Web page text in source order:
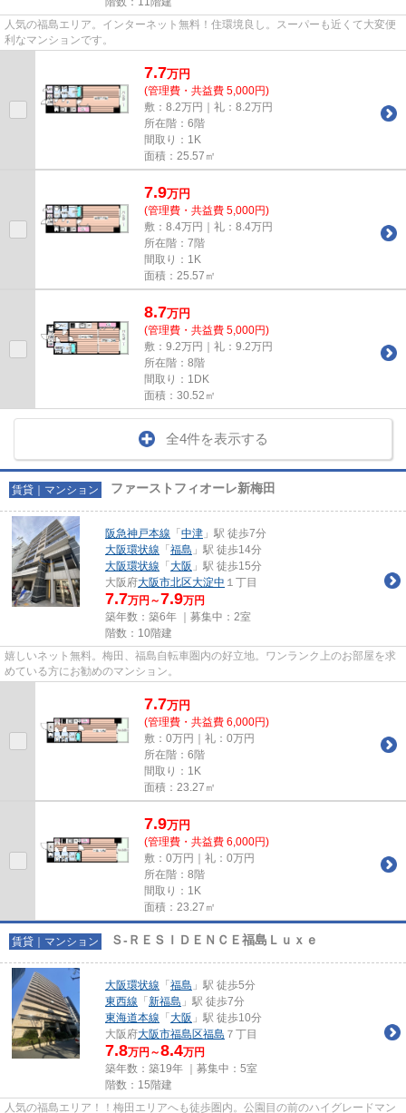
人気の福島エリア。インターネット無料！住環境良し。スーパーも近くて大変便
利なマンションです。
7.7万円
(管理費・共益費 5,000円)
敷：8.2万円｜礼：8.2万円
所在階：6階
間取り：1K
面積：25.57㎡
7.9万円
(管理費・共益費 5,000円)
敷：8.4万円｜礼：8.4万円
所在階：7階
間取り：1K
面積：25.57㎡
8.7万円
(管理費・共益費 5,000円)
敷：9.2万円｜礼：9.2万円
所在階：8階
間取り：1DK
面積：30.52㎡
全4件を表示する
賃貸｜マンション ファーストフィオーレ新梅田
阪急神戸本線 「 中津 」駅 徒歩7分
大阪環状線 「 福島 」駅 徒歩14分
大阪環状線 「 大阪 」駅 徒歩15分
大阪府大阪市北区大淀中 １丁目
7.7万円～7.9万円
築年数：築6年 ｜募集中： 2室
階数：10階建
嬉しいネット無料。梅田、福島自転車圏内の好立地。ワンランク上のお部屋を求
めている方にお勧めのマンション。
7.7万円
(管理費・共益費 6,000円)
敷：0万円｜礼：0万円
所在階：6階
間取り：1K
面積：23.27㎡
7.9万円
(管理費・共益費 6,000円)
敷：0万円｜礼：0万円
所在階：8階
間取り：1K
面積：23.27㎡
賃貸｜マンション Ｓ-ＲＥＳＩＤＥＮＣＥ福島Ｌｕｘｅ
大阪環状線 「 福島 」駅 徒歩5分
東西線 「 新福島 」駅 徒歩7分
東海道本線 「 大阪 」駅 徒歩10分
大阪府大阪市福島区福島 ７丁目
7.8万円～8.4万円
築年数：築19年 ｜募集中： 5室
階数：15階建
人気の福島エリア！！梅田エリアへも徒歩圏内。公園目の前のハイグレードマン